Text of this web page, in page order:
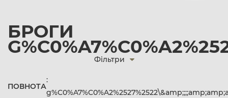
БРОГИ
Фільтри
ПОВНОТА
: